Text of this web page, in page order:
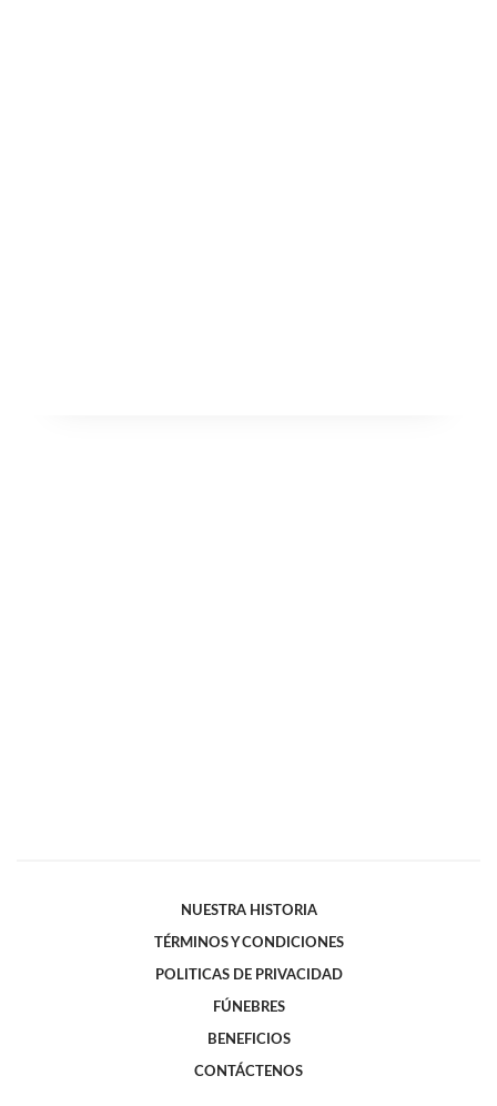
NUESTRA HISTORIA
TÉRMINOS Y CONDICIONES
POLITICAS DE PRIVACIDAD
FÚNEBRES
BENEFICIOS
CONTÁCTENOS